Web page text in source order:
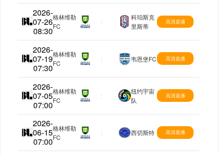
2026-
07-26
08:30
美甲
格林维勒
FC
:
科珀斯克
里斯蒂
高清直播
2026-
07-19
07:30
美甲
格林维勒
FC
: 韦恩堡FC 高清直播
2026-
07-05
07:00
美甲
格林维勒
FC
:
纽约宇宙
队
高清直播
2026-
06-15
07:00
美甲
格林维勒
FC
: 西切斯特 高清直播